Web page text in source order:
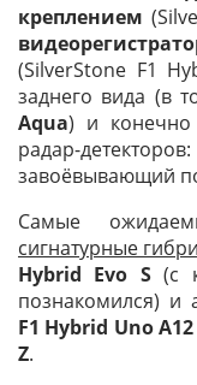
креплением
(SilverStone F1
заднего вида (в
Aqua) и конечно
радар-
завоёвывающий
Самые
сигнатурные
Hybrid Evo S(с
познакомился) и
F1 Hybrid Uno A12
Z.